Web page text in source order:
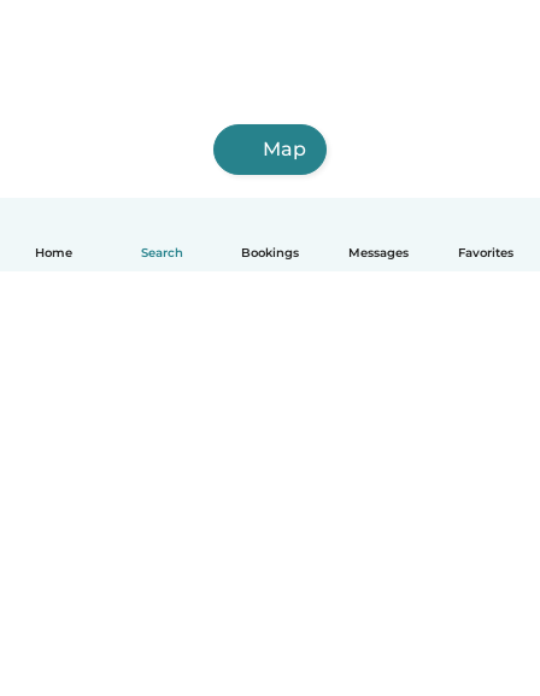
Home Search Bookings Messages Favorites
Map